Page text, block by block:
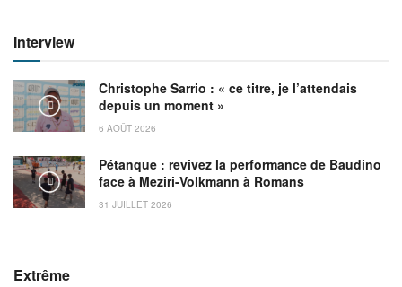
Interview
Christophe Sarrio : « ce titre, je l’attendais
depuis un moment »
6 AOÛT 2026
Pétanque : revivez la performance de Baudino
face à Meziri-Volkmann à Romans
31 JUILLET 2026
Extrême